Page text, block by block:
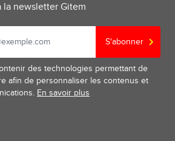
la newsletter Gitem
S'abonner
des technologies permettant de
afin de personnaliser les contenus et
En savoir plus